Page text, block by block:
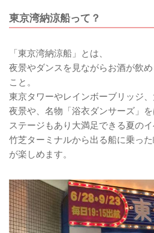
東京湾納涼船って？
「東京湾納涼船」とは、
夜景やダンスを見ながらお酒が飲
こと。
東京タワーやレインボーブリッジ
夜景や、名物「浴衣ダンサーズ」
ステージもあり大満足できる夏のイ
竹芝ターミナルから出る船に乗っ
が楽しめます。